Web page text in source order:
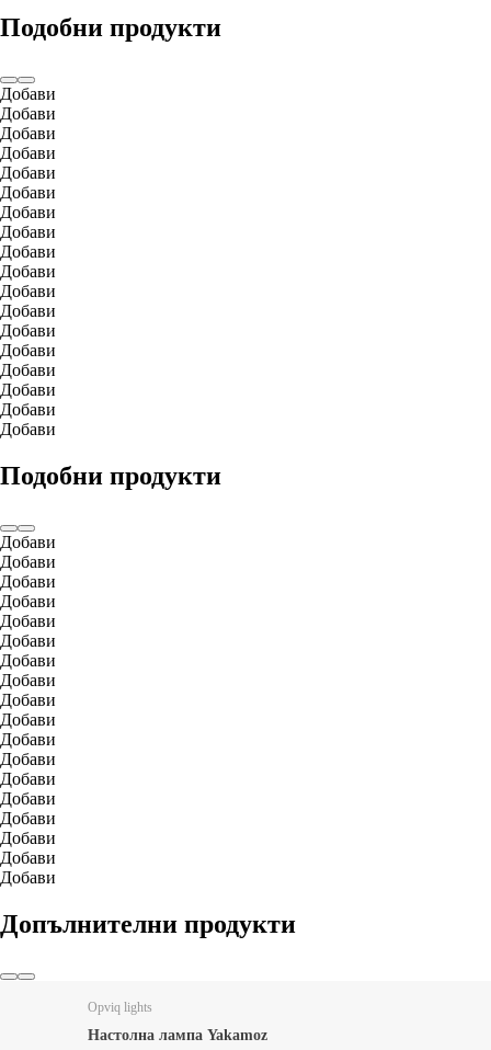
Подобни продукти
Добави
Добави
Добави
Добави
Добави
Добави
Добави
Добави
Добави
Добави
Добави
Добави
Добави
Добави
Добави
Добави
Добави
Добави
Подобни продукти
Добави
Добави
Добави
Добави
Добави
Добави
Добави
Добави
Добави
Добави
Добави
Добави
Добави
Добави
Добави
Добави
Добави
Добави
Допълнителни продукти
Opviq lights
Настолна лампа Yakamoz